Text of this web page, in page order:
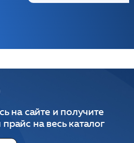
на сайте и получите
на весь каталог